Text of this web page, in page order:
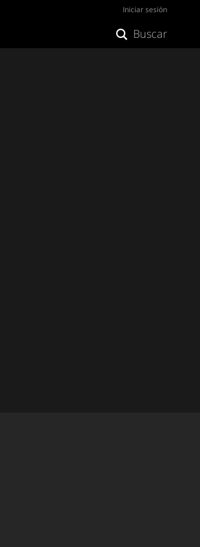
Iniciar sesión
Buscar